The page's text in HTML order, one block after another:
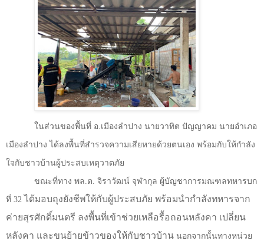
ในส่วนของพื้นที่ อ.เมืองลำปาง นายวาทิต ปัญญาคม นายอำเภอ
เมืองลำปาง ได้ลงพื้นที่สำรวจความเสียหายด้วยตนเอง พร้อมกับให้กำลัง
ใจกับชาวบ้านผู้ประสบเหตุวาตภัย
ขณะที่ทาง พล.ต. จิราวัฒน์ จุฬากุล ผู้บัญชาการมณฑลทหารบก
ที่ 32​ ​ ได้มอบถุงยังชีพให้กับผู้ประสบภัย พร้อมนำกำลังทหารจาก
ค่ายสุรศักดิ์มนตรี ลงพื้นที่เข้าช่วยเหลือรื้อถอนหลังคา เปลี่ยน
หลังคา และขนย้ายข้าวของให้กับชาวบ้าน นอกจากนั้นทางหน่วย